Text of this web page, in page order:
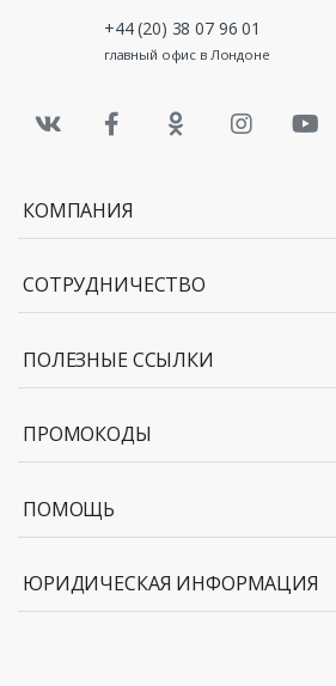
+44 (20) 38 07 96 01
главный офис в Лондоне
КОМПАНИЯ
СОТРУДНИЧЕСТВО
ПОЛЕЗНЫЕ ССЫЛКИ
ПРОМОКОДЫ
ПОМОЩЬ
ЮРИДИЧЕСКАЯ ИНФОРМАЦИЯ